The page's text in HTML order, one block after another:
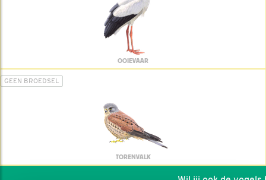
OOIEVAAR
GEEN BROEDSEL
TORENVALK